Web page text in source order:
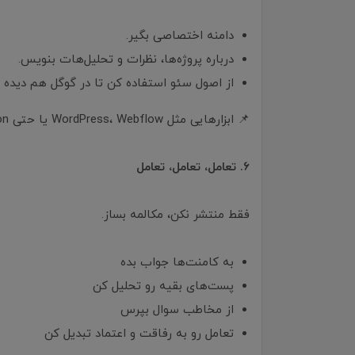
دامنه اختصاصی بگیر.
درباره پروژه‌ها، نظرات و تحلیل‌هات بنویس.
از اصول سئو استفاده کن تا در گوگل هم
📌 ابزارهایی مثل WordPress، Webflow یا حتی Notion می‌تونه سریع‌ترین راه برای شروع باشه.
۶. تعامل، تعامل، تعامل
فقط منتشر نکن، مکالمه بساز.
به کامنت‌ها جواب بده
پست‌های بقیه رو تحلیل کن
از مخاطب سوال بپرس
تعامل رو به رفاقت و اعتماد تبدیل کن